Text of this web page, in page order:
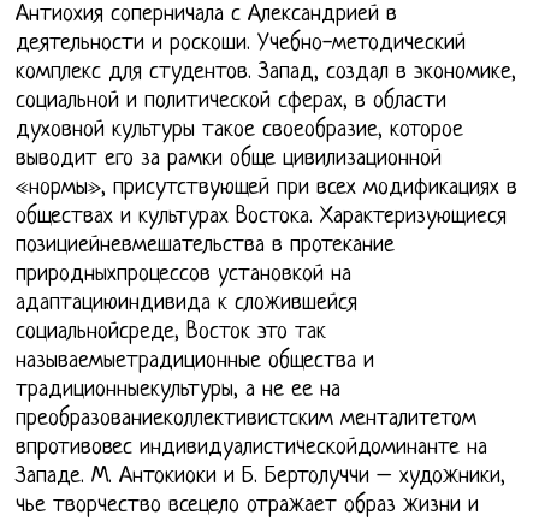
Антиохия соперничала с Александрией в
деятельности и роскоши. Учебно-методический
комплекс для студентов. Запад, создал в экономике,
социальной и политической сферах, в области
духовной культуры такое своеобразие, которое
выводит его за рамки обще цивилизационной
«нормы», присутствующей при всех модификациях в
обществах и культурах Востока. Характеризующиеся
позициейневмешательства в протекание
природныхпроцессов установкой на
адаптациюиндивида к сложившейся
социальнойсреде, Восток это так
называемыетрадиционные общества и
традиционныекультуры, а не ее на
преобразованиеколлективистским менталитетом
впротивовес индивидуалистическойдоминанте на
Западе. М. Антокиоки и Б. Бертолуччи – художники,
чье творчество всецело отражает образ жизни и